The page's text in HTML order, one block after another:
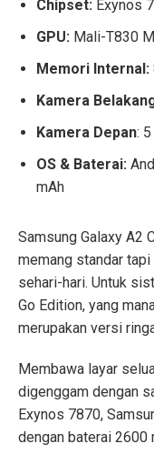
Chipset: Exynos
GPU: Mali-T830
Memori Internal:
Kamera
Kamera Depan:
OS & Baterai:
mAh
Samsung Galaxy A2
memang standar
sehari-hari. Untuk
Go Edition, yang
merupakan versi
Membawa layar
digenggam dengan
Exynos 7870,
dengan baterai 2600